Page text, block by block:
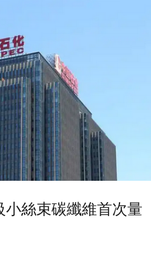
小絲束碳纖維首次量